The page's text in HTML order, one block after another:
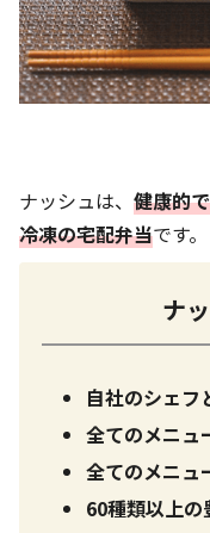
ナッシュは、 健康的
冷凍の宅配弁当です。
ナ
自社のシェフ
全てのメニュ
全てのメニュ
60種類以上の